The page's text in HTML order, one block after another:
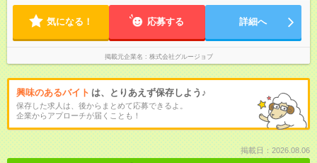
気になる！ 応募する 詳細へ
掲載元企業名 株式会社グルージョブ
興味のあるバイト は、とりあえず保存しよう♪
保存した求人は、後からまとめて応募できるよ。
企業からアプローチが届くことも！
掲載日：2026.08.06